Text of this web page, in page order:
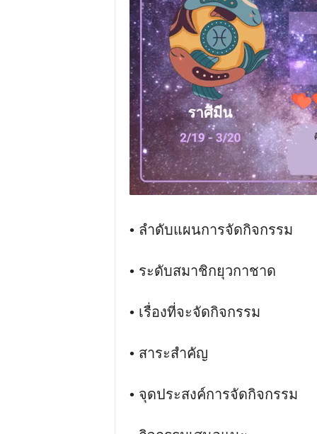
• ลําดับแผนการจัดกิจกรรม
• ระดับสมาชิกยุวกาชาด
• เรื่องที่จะจัดกิจกรรม
• สาระสําคัญ
• จุดประสงค์การจัดกิจกรรม